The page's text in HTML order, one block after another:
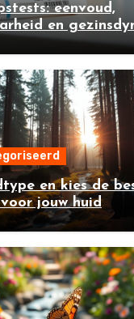
eenvoud,
en
en kies de
jouw huid